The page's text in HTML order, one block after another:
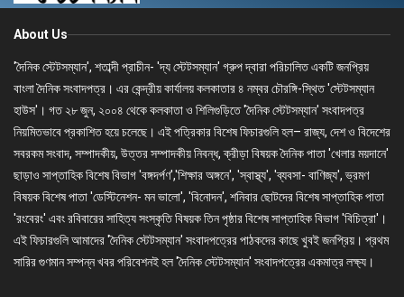
About Us
'দৈনিক স্টেটসম্যান', শতাব্দী প্রাচীন- 'দ্য স্টেটসম্যান' গ্রুপ দ্বারা পরিচালিত একটি জনপ্রিয়
বাংলা দৈনিক সংবাদপত্র। এর কেন্দ্রীয় কার্যালয় কলকাতার ৪ নম্বর চৌরঙ্গি-স্থিত 'স্টেটসম্যান
হাউস'। গত ২৮ জুন, ২০০৪ থেকে কলকাতা ও শিলিগুড়িতে 'দৈনিক স্টেটসম্যান' সংবাদপত্র
নিয়মিতভাবে প্রকাশিত হয়ে চলেছে। এই পত্রিকার বিশেষ ফিচারগুলি হল– রাজ্য, দেশ ও বিদেশের
সবরকম সংবাদ, সম্পাদকীয়, উত্তর সম্পাদকীয় নিবন্ধ, ক্রীড়া বিষয়ক দৈনিক পাতা 'খেলার ময়দানে'
ছাড়াও সাপ্তাহিক বিশেষ বিভাগ 'বঙ্গদর্পণ','শিক্ষার অঙ্গনে', 'স্বাস্থ্য', 'ব্যবসা- বাণিজ্য', ভ্রমণ
বিষয়ক বিশেষ পাতা 'ডেস্টিনেশন- মন ভালো', 'বিনোদন', শনিবার ছোটদের বিশেষ সাপ্তাহিক পাতা
'রংবেরং' এবং রবিবারের সাহিত্য সংস্কৃতি বিষয়ক তিন পৃষ্ঠার বিশেষ সাপ্তাহিক বিভাগ 'বিচিত্রা'।
এই ফিচারগুলি আমাদের 'দৈনিক স্টেটসম্যান' সংবাদপত্রের পাঠকদের কাছে খুবই জনপ্রিয়। প্রথম
সারির গুণমান সম্পন্ন খবর পরিবেশনই হল 'দৈনিক স্টেটসম্যান' সংবাদপত্রের একমাত্র লক্ষ্য।